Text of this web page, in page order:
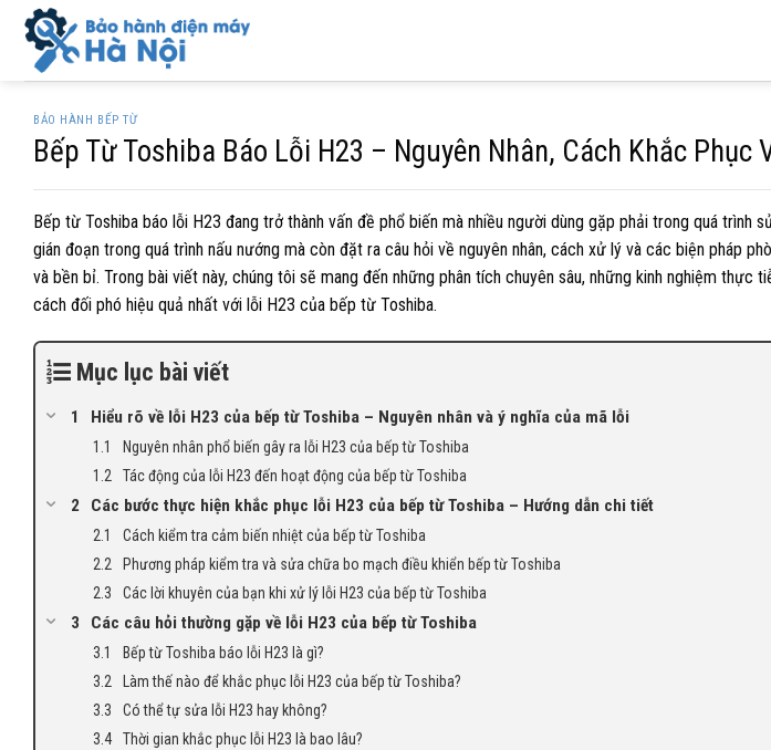
Skip
content
BẢO HÀNH BẾP TỪ
Bếp Từ Toshiba Báo Lỗi H23 – Nguyên Nhân, Cách Khắc Phục
Bếp từ Toshiba báo lỗi H23 đang trở thành vấn đề phổ biến mà nhiều người dùng gặp phải trong quá trình
gián đoạn trong quá trình nấu nướng mà còn đặt ra câu hỏi về nguyên nhân, cách xử lý và các biện pháp
và bền bỉ. Trong bài viết này, chúng tôi sẽ mang đến những phân tích chuyên sâu, những kinh nghiệm thực
cách đối phó hiệu quả nhất với lỗi H23 của bếp từ Toshiba.
Mục lục bài viết
Hiểu rõ về lỗi H23 của bếp từ Toshiba – Nguyên nhân và ý nghĩa của mã lỗi
Nguyên nhân phổ biến gây ra lỗi H23 của bếp từ Toshiba
Tác động của lỗi H23 đến hoạt động của bếp từ Toshiba
Các bước thực hiện khắc phục lỗi H23 của bếp từ Toshiba – Hướng dẫn chi tiết
Cách kiểm tra cảm biến nhiệt của bếp từ Toshiba
Phương pháp kiểm tra và sửa chữa bo mạch điều khiển bếp từ Toshiba
Các lời khuyên của bạn khi xử lý lỗi H23 của bếp từ Toshiba
Các câu hỏi thường gặp về lỗi H23 của bếp từ Toshiba
Bếp từ Toshiba báo lỗi H23 là gì?
Làm thế nào để khắc phục lỗi H23 của bếp từ Toshiba?
Có thể tự sửa lỗi H23 hay không?
Thời gian khắc phục lỗi H23 là bao lâu?